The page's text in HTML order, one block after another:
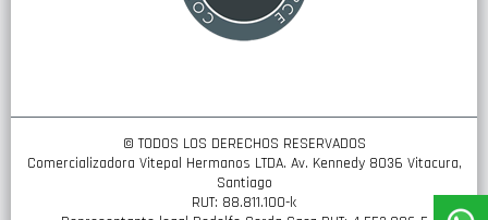
© TODOS LOS DERECHOS RESERVADOS
Comercializadora Vitepal Hermanos LTDA. Av. Kennedy 8036 Vitacura,
Santiago
RUT: 88.811.100-k